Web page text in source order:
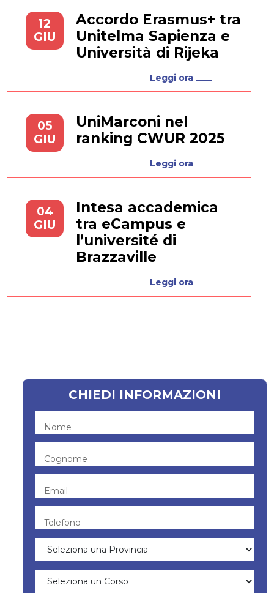
12
GIU
Accordo Erasmus+ tra
Unitelma Sapienza e
Università di Rijeka
Leggi ora
05
GIU
UniMarconi nel
ranking CWUR 2025
Leggi ora
04
GIU
Intesa accademica
tra eCampus e
l’université di
Brazzaville
Leggi ora
CHIEDI INFORMAZIONI
Nome
Cognome
Email
Telefono